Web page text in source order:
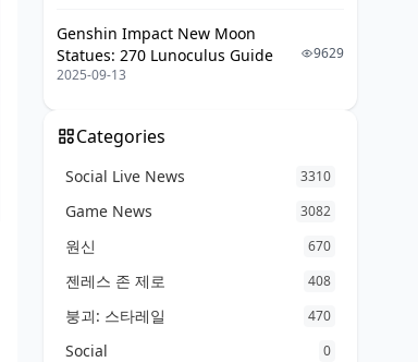
Genshin Impact New Moon
Statues: 270 Lunoculus Guide
2025-09-13
9629
Categories
Social Live News 3310
Game News 3082
원신 670
젠레스 존 제로 408
붕괴: 스타레일 470
Social 0